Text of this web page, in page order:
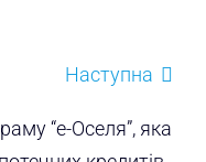
Наступна
“е-Оселя”, яка